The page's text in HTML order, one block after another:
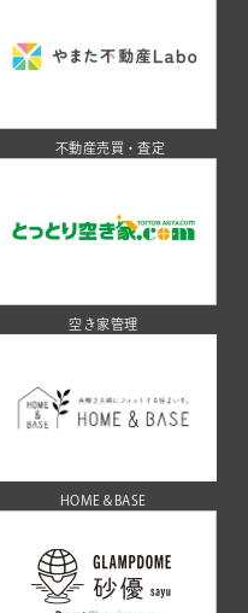
不動産売買・査定
空き家管理
HOME＆BASE